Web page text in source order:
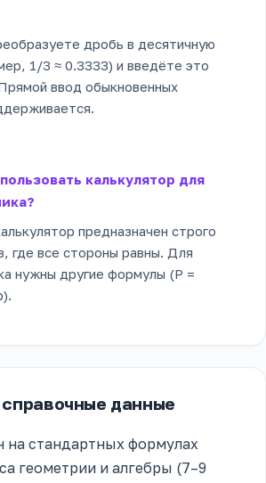
дробь в десятичную
1/3 ≈ 0.3333) и введёте это
ввод обыкновенных
калькулятор для
предназначен строго
где все стороны равны. Для
нужны другие формулы (P =
данные
на стандартных формулах
геометрии и алгебры (7–9